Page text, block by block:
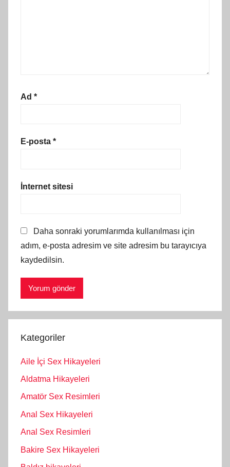
Ad *
E-posta *
İnternet sitesi
Daha sonraki yorumlarımda kullanılması için
adım, e-posta adresim ve site adresim bu tarayıcıya
kaydedilsin.
Kategoriler
Aile İçi Sex Hikayeleri
Aldatma Hikayeleri
Amatör Sex Resimleri
Anal Sex Hikayeleri
Anal Sex Resimleri
Bakire Sex Hikayeleri